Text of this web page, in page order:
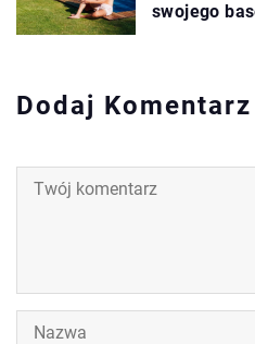
swojego
Dodaj Komentarz